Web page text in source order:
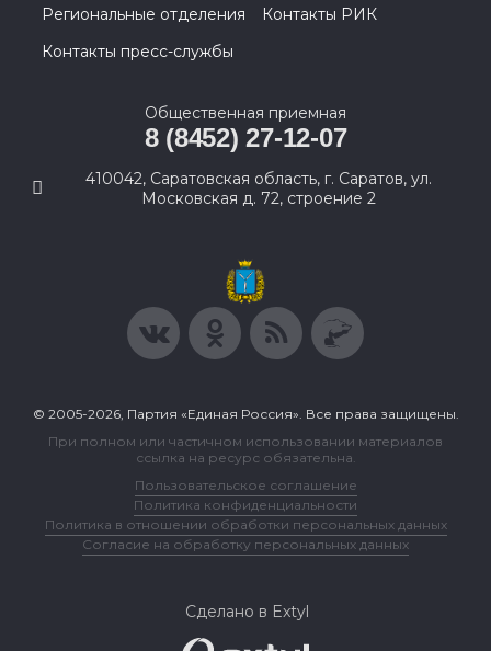
Региональные отделения
Контакты РИК
Контакты пресс-службы
Общественная приемная
8 (8452) 27-12-07
410042, Саратовская область, г. Саратов, ул.
Московская д. 72, строение 2
© 2005-2026, Партия «Единая Россия». Все права защищены.
При полном или частичном использовании материалов
ссылка на ресурс обязательна.
Пользовательское соглашение
Политика конфиденциальности
Политика в отношении обработки персональных данных
Согласие на обработку персональных данных
Сделано в Extyl